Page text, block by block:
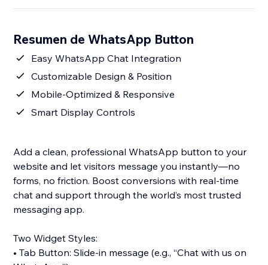
Resumen de WhatsApp Button
Easy WhatsApp Chat Integration
Customizable Design & Position
Mobile-Optimized & Responsive
Smart Display Controls
Add a clean, professional WhatsApp button to your
website and let visitors message you instantly—no
forms, no friction. Boost conversions with real-time
chat and support through the world’s most trusted
messaging app.
Two Widget Styles:
• Tab Button: Slide-in message (e.g., “Chat with us on